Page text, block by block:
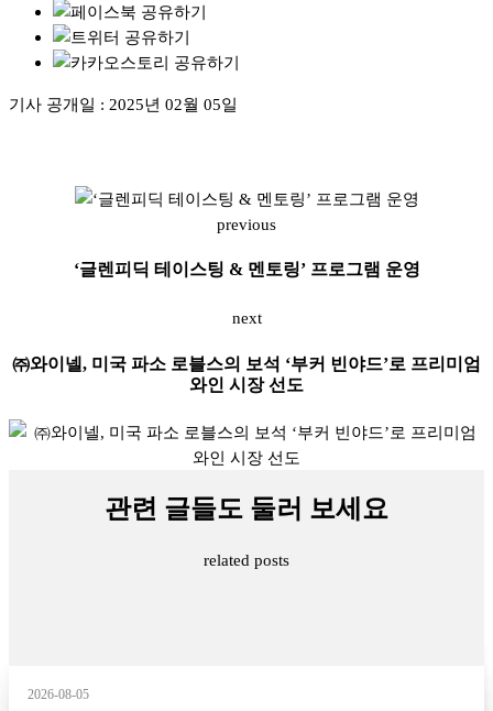
기사 공개일 : 2025년 02월 05일
previous
‘글렌피딕 테이스팅 & 멘토링’ 프로그램 운영
next
㈜와이넬, 미국 파소 로블스의 보석 ‘부커 빈야드’로 프리미엄
와인 시장 선도
관련 글들도 둘러 보세요
related posts
2026-08-05